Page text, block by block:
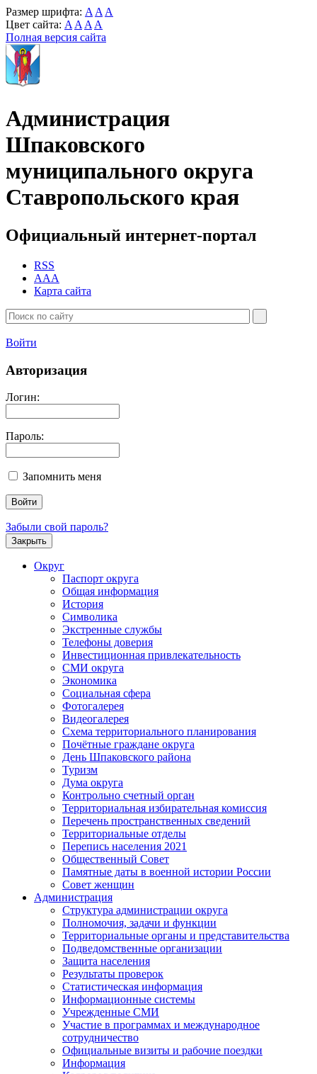
Размер шрифта: A A A
Цвет сайта: A A A A
Полная версия сайта
Администрация
Шпаковского
муниципального округа
Ставропольского края
Официальный интернет-портал
RSS
AAA
Карта сайта
Войти
Авторизация
Логин:
Пароль:
Запомнить меня
Забыли свой пароль?
Закрыть
Округ
Паспорт округа
Общая информация
История
Символика
Экстренные службы
Телефоны доверия
Инвестиционная привлекательность
СМИ округа
Экономика
Социальная сфера
Фотогалерея
Видеогалерея
Схема территориального планирования
Почётные граждане округа
День Шпаковского района
Туризм
Дума округа
Контрольно счетный орган
Территориальная избирательная комиссия
Перечень пространственных сведений
Территориальные отделы
Перепись населения 2021
Общественный Совет
Памятные даты в военной истории России
Совет женщин
Администрация
Структура администрации округа
Полномочия, задачи и функции
Территориальные органы и представительства
Подведомственные организации
Защита населения
Результаты проверок
Статистическая информация
Информационные системы
Учрежденные СМИ
Участие в программах и международное
сотрудничество
Официальные визиты и рабочие поездки
Информация